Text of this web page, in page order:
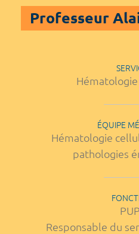
Professeur
ÉQUIPE
Hématologie
pathologies
Responsable du